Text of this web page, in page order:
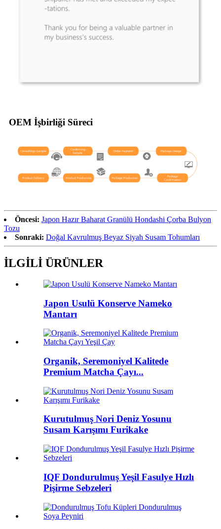
OEM İşbirliği Süreci
Öncesi: Japon Hazır Baharat Granülü Hondashi Çorba Bulyon
Tozu
Sonraki: Doğal Kavrulmuş Beyaz Siyah Susam Tohumları
İLGİLİ ÜRÜNLER
Japon Usulü Konserve Nameko
Mantarı
Organik, Seremoniyel Kalitede
Premium Matcha Çayı...
Kurutulmuş Nori Deniz Yosunu
Susam Karışımı Furikake
IQF Dondurulmuş Yeşil Fasulye Hızlı
Pişirme Sebzeleri